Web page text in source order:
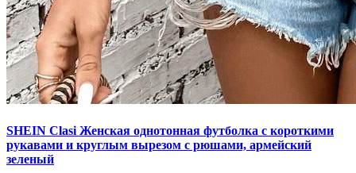
SHEIN Clasi Женская однотонная футболка с короткими
рукавами и круглым вырезом с рюшами, армейский
зеленый